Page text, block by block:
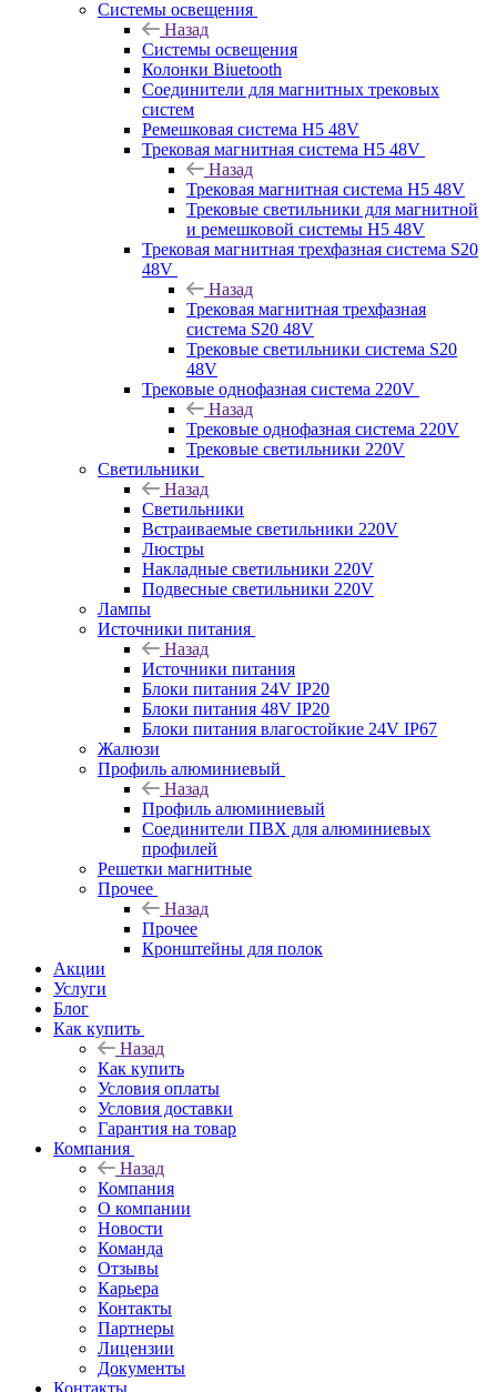
Системы освещения
Назад
Системы освещения
Колонки Biuetooth
Соединители для магнитных трековых
систем
Ремешковая система H5 48V
Трековая магнитная система H5 48V
Назад
Трековая магнитная система H5 48V
Трековые светильники для магнитной
и ремешковой системы H5 48V
Трековая магнитная трехфазная система S20
48V
Назад
Трековая магнитная трехфазная
система S20 48V
Трековые светильники система S20
48V
Трековые однофазная система 220V
Назад
Трековые однофазная система 220V
Трековые светильники 220V
Светильники
Назад
Светильники
Встраиваемые светильники 220V
Люстры
Накладные светильники 220V
Подвесные светильники 220V
Лампы
Источники питания
Назад
Источники питания
Блоки питания 24V IP20
Блоки питания 48V IP20
Блоки питания влагостойкие 24V IP67
Жалюзи
Профиль алюминиевый
Назад
Профиль алюминиевый
Соединители ПВХ для алюминиевых
профилей
Решетки магнитные
Прочее
Назад
Прочее
Кронштейны для полок
Акции
Услуги
Блог
Как купить
Назад
Как купить
Условия оплаты
Условия доставки
Гарантия на товар
Компания
Назад
Компания
О компании
Новости
Команда
Отзывы
Карьера
Контакты
Партнеры
Лицензии
Документы
Контакты